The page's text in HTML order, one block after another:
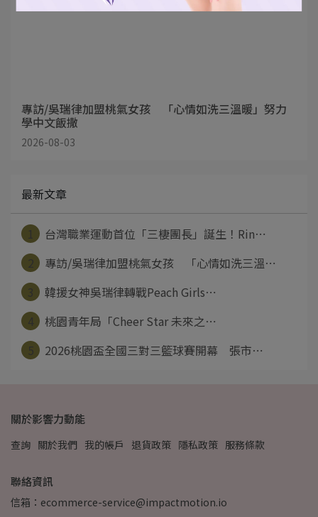
專訪/吳瑞律加盟桃氣女孩 「心情如洗三溫暖」努力
學中文飯撒
2026-08-03
最新文章
台灣職業運動首位「三棲團長」誕生！Rin⋯
專訪/吳瑞律加盟桃氣女孩 「心情如洗三溫⋯
韓援女神吳瑞律轉戰Peach Girls⋯
桃園青年局「Cheer Star 未來之⋯
2026桃園盃全國三對三籃球賽開幕 張市⋯
關於影響力動能
查詢 關於我們 我的帳戶 退貨政策 隱私政策 服務條款
聯絡資訊
信箱：ecommerce-service@impactmotion.io